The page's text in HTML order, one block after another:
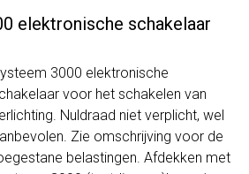
elektronische schakelaar
3000 elektronische
voor het schakelen van
Nuldraad niet verplicht, wel
Zie omschrijving voor de
belastingen. Afdekken met